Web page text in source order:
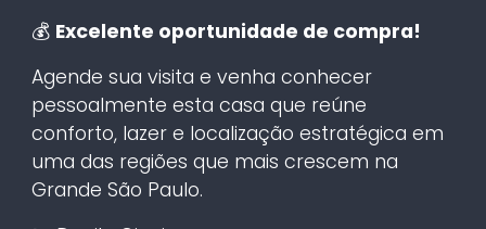
💰 Excelente oportunidade de compra!
Agende sua visita e venha conhecer
pessoalmente esta casa que reúne
conforto, lazer e localização estratégica em
uma das regiões que mais crescem na
Grande São Paulo.